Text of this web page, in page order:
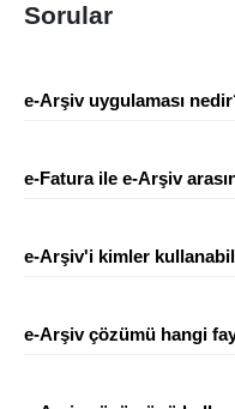
Sorular
e-Arşiv uygulaması
e-Fatura ile e-Arşiv
e-Arşiv'i kimler
e-Arşiv çözümü hangi